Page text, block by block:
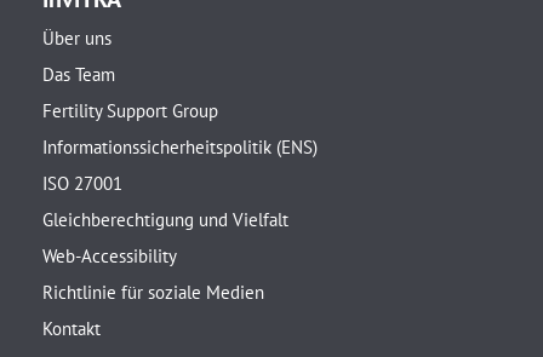
Über uns
Das Team
Fertility Support Group
Informationssicherheitspolitik (ENS)
ISO 27001
Gleichberechtigung und Vielfalt
Web-Accessibility
Richtlinie für soziale Medien
Kontakt